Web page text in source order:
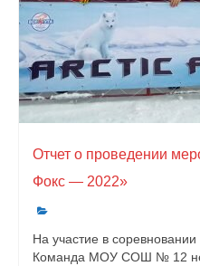
Отчет о проведении
Фокс — 2022»
На участие в
Команда МОУ СОШ № 12 не